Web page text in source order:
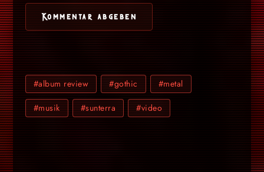
#album review #gothic #metal
#musik #sunterra #video